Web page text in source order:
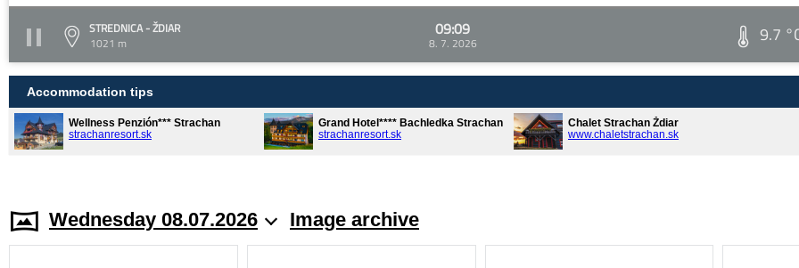
STREDNICA - ŽDIAR
1021 m
09:09
8. 7. 2026 9.7
Accommodation tips
Wellness Penzión*** Strachan
strachanresort.sk
Grand Hotel**** Bachledka Strachan
strachanresort.sk
Chalet Strachan Ždiar
www.chaletstrachan.sk
Wednesday 08.07.2026 Image archive